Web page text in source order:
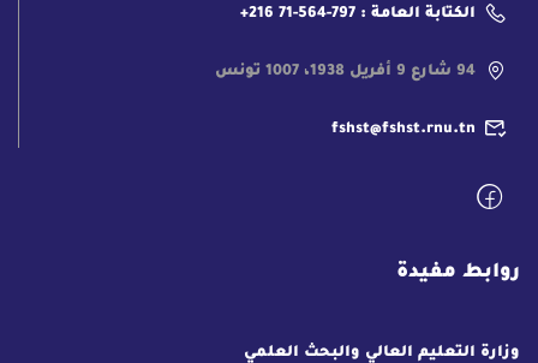
الكتابة العامة : 797-564-71 216+
94 شارع 9 أفريل 1938، 1007 تونس
fshst@fshst.rnu.tn
روابط مفيدة
وزارة التعليم العالي والبحث العلمي